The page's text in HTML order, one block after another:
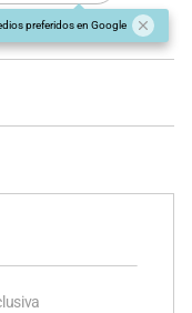
preferidos en Google